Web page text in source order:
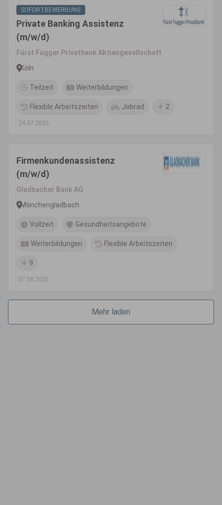
SOFORTBEWERBUNG
Private Banking Assistenz
(m/w/d)
Fürst Fugger Privatbank Aktiengesellschaft
Köln
Teilzeit Weiterbildungen
Flexible Arbeitszeiten Jobrad 2
24.07.2026
Firmenkundenassistenz
(m/w/d)
Gladbacher Bank AG
Mönchengladbach
Vollzeit Gesundheitsangebote
Weiterbildungen Flexible Arbeitszeiten
9
07.08.2026
Mehr laden